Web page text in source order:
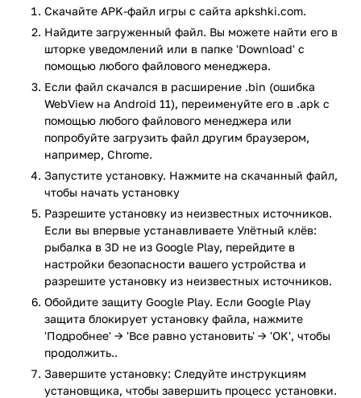
ничего не знаете о рыбалке, программа поможет вам
быстро получить необходимые навыки, благодаря наличию
тренировочного режима. Освоились с управлениемя?
Тогда приступите к реальному испытанию. Ловите сотни
видов экзотических рыб со всего мира, поведение и
движения которых воссозданы с поразительной
точностью, что поможет в любое время дня и ночи
наслаждаться максимально реалистичным процессом
рыбной ловли, не выходя из дома.
Главные особенности игры:
Реалистичная трёхмерная графика.
Сотни видов экзотических рыб.
Множество локаций по всему миру, включая
легендарную Атлантиду.
Реалистичная физика.
Точно воссозданы повадки и движения рыбы.
Осторожно, улов может ускользнуть!
Таблица рекордов.
Система сборки приманок.
Возможность играть на смартфоне или планшете.
Скачайте APK-файл игры с сайта apkshki.com.
Найдите загруженный файл. Вы можете найти его в
шторке уведомлений или в папке 'Download' с
помощью любого файлового менеджера.
Если файл скачался в расширение .bin (ошибка
WebView на Android 11), переименуйте его в .apk с
помощью любого файлового менеджера или
попробуйте загрузить файл другим браузером,
например, Chrome.
Запустите установку. Нажмите на скачанный файл,
чтобы начать установку
Разрешите установку из неизвестных источников.
Если вы впервые устанавливаете Улётный клёв:
рыбалка в 3D не из Google Play, перейдите в
настройки безопасности вашего устройства и
разрешите установку из неизвестных источников.
Обойдите защиту Google Play. Если Google Play
защита блокирует установку файла, нажмите
'Подробнее' → 'Все равно установить' → 'OK', чтобы
продолжить..
Завершите установку: Следуйте инструкциям
установщика, чтобы завершить процесс установки.